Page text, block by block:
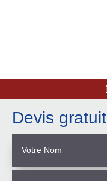
Devis gratuit